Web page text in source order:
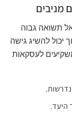
מניבים
תשואה גבוה
יכול להשיג גישה
לעסקאות
נדרשות.
היעד.